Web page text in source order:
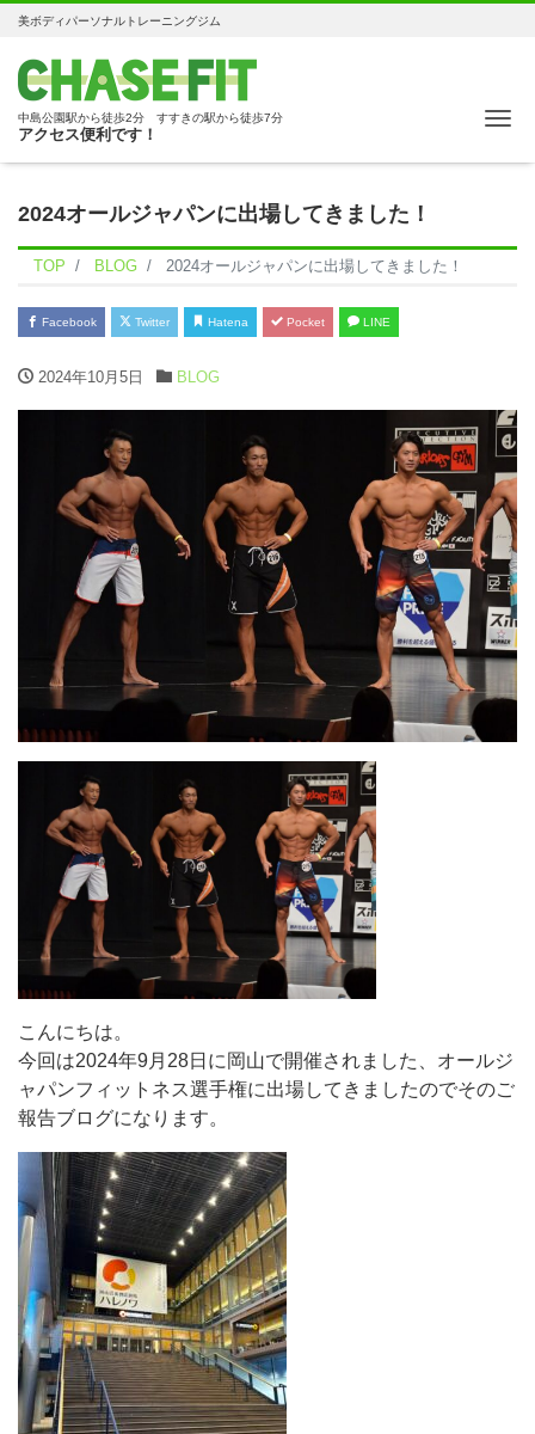
美ボディパーソナルトレーニングジム
中島公園駅から徒歩2分 すすきの駅から徒歩7分
アクセス便利です！
2024オールジャパンに出場してきました！
TOP BLOG 2024オールジャパンに出場してきました！
Facebook Twitter Hatena Pocket LINE
2024年10月5日 BLOG
こんにちは。
今回は2024年9月28日に岡山で開催されました、オールジ
ャパンフィットネス選手権に出場してきましたのでそのご
報告ブログになります。